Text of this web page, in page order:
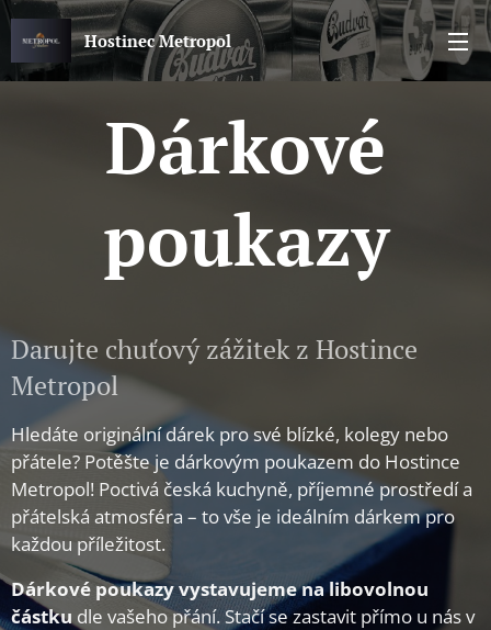
Hostinec Metropol
Dárkové
poukazy
Darujte chuťový zážitek z Hostince
Metropol
Hledáte originální dárek pro své blízké, kolegy nebo
přátele? Potěšte je dárkovým poukazem do Hostince
Metropol! Poctivá česká kuchyně, příjemné prostředí a
přátelská atmosféra – to vše je ideálním dárkem pro
každou příležitost.
Dárkové poukazy vystavujeme na libovolnou
částku dle vašeho přání. Stačí se zastavit přímo u nás v